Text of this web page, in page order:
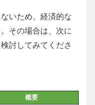
いため、経済的な
その場合は、次に
討してみてくださ
概要